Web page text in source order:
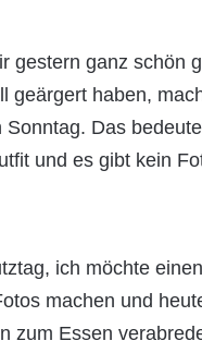
gestern ganz schön
geärgert haben,
Sonntag. Das
und es gibt kein
ich möchte
machen und
zum Essen